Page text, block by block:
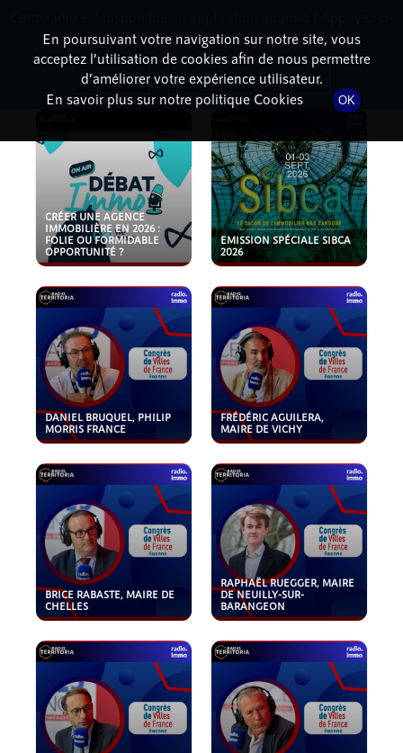
PODCASTS
CRÉER UNE AGENCE
IMMOBILIÈRE EN 2026 :
FOLIE OU FORMIDABLE
OPPORTUNITÉ ?
EMISSION SPÉCIALE SIBCA
2026
DANIEL BRUQUEL, PHILIP
MORRIS FRANCE
FRÉDÉRIC AGUILERA,
MAIRE DE VICHY
BRICE RABASTE, MAIRE DE
CHELLES
RAPHAËL RUEGGER, MAIRE
DE NEUILLY-SUR-
BARANGEON
En poursuivant votre navigation sur notre site, vous
acceptez l’utilisation de cookies afin de nous permettre
d’améliorer votre expérience utilisateur.
En savoir plus sur notre politique Cookies
OK
dessous pour l'installer.
Non merci Télécharger l'application